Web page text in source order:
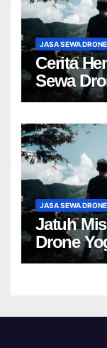
JASA SEWA DRONE
Cerita
Sewa
JASA SEWA DRONE
Jatuh
Drone